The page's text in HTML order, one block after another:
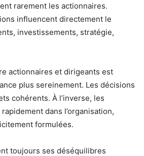
rarement les actionnaires.
influencent directement le
investissements, stratégie,
actionnaires et dirigeants est
plus sereinement. Les décisions
cohérents. À l’inverse, les
dans l’organisation,
formulées.
toujours ses déséquilibres